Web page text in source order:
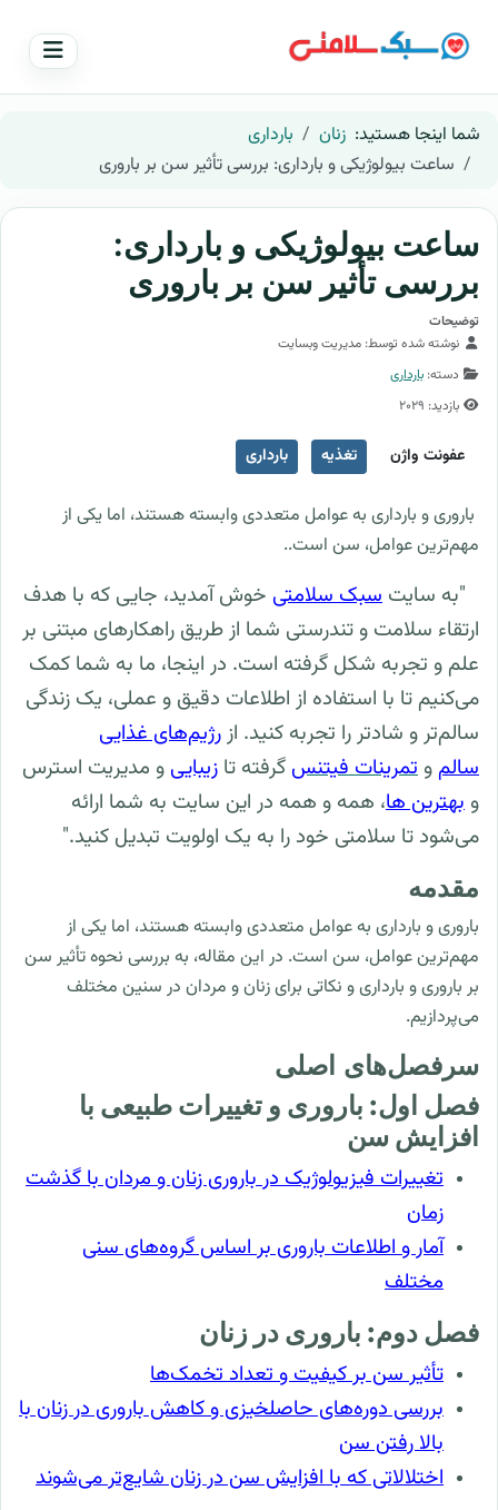
شما اینجا هستید: زنان
بارداری
ساعت بیولوژیکی و بارداری: بررسی تأثیر سن بر باروری
ساعت بیولوژیکی و بارداری:
بررسی تأثیر سن بر باروری
توضیحات
نوشته شده توسط: مدیریت وبسایت
دسته:بارداری
بازدید: 2029
عفونت واژن تغذیه بارداری
باروری و بارداری به عوامل متعددی وابسته هستند، اما یکی از
مهم‌ترین عوامل، سن است..
"به سایت سبک سلامتی خوش آمدید، جایی که با هدف
ارتقاء سلامت و تندرستی شما از طریق راهکارهای مبتنی بر
علم و تجربه شکل گرفته است. در اینجا، ما به شما کمک
می‌کنیم تا با استفاده از اطلاعات دقیق و عملی، یک زندگی
سالم‌تر و شادتر را تجربه کنید. ازرژیم‌های غذایی
سالم و تمریناتفیتنس گرفته تا زیبایی و مدیریت استرس
و بهترین ها، همه و همه در این سایت به شما ارائه
می‌شود تا سلامتی خود را به یک اولویت تبدیل کنید."
مقدمه
باروری و بارداری به عوامل متعددی وابسته هستند، اما یکی از
مهم‌ترین عوامل، سن است. در این مقاله، به بررسی نحوه تأثیر سن
بر باروری و بارداری و نکاتی برای زنان و مردان در سنین مختلف
می‌پردازیم.
سرفصل‌های اصلی
فصل اول: باروری و تغییرات طبیعی با
افزایش سن
تغییرات فیزیولوژیک در باروری زنان و مردان با گذشت
زمان
آمار و اطلاعات باروری بر اساس گروه‌های سنی
مختلف
فصل دوم: باروری در زنان
تأثیر سن بر کیفیت و تعداد تخمک‌ها
بررسی دوره‌های حاصلخیزی و کاهش باروری در زنان با
بالا رفتن سن
اختلالاتی که با افزایش سن در زنان شایع‌تر می‌شوند